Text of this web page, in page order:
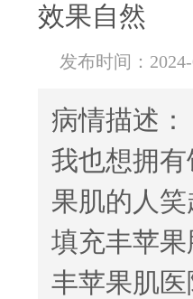
效果自然
发布时间：
病情描述：
我也想拥
果肌的人
填充丰苹
丰苹果肌